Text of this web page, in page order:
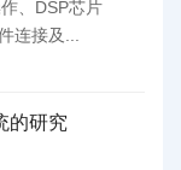
、DSP芯片
连接及...
的研究